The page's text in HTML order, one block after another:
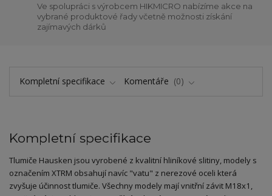
Ve spolupráci s výrobcem HIKMICRO nabízíme akce na
vybrané produktové řady včetně možnosti získání
zajímavých dárků
Kompletní specifikace Komentáře 0
Kompletní specifikace
Tlumiče Hausken jsou vyrobené z kvalitní hliníkové slitiny, modely s
označením XTRM obsahují navíc "vatu" z nerezové oceli která
zvyšuje účinnost tlumiče. Všechny modely mají vnitřní závit M18x1,